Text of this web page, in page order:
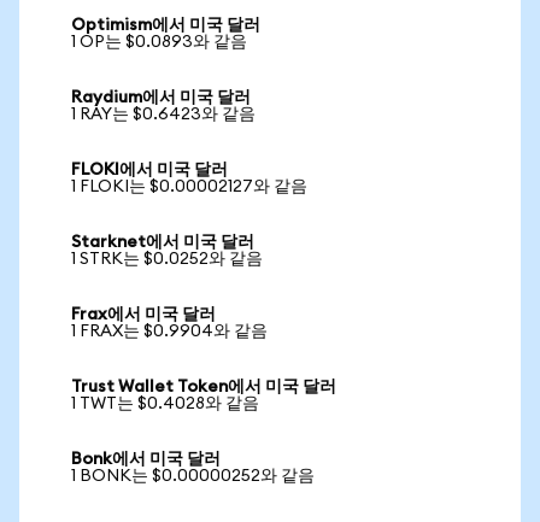
Optimism에서 미국 달러
1 OP는 $0.0893와 같음
Raydium에서 미국 달러
1 RAY는 $0.6423와 같음
FLOKI에서 미국 달러
1 FLOKI는 $0.00002127와 같음
Starknet에서 미국 달러
1 STRK는 $0.0252와 같음
Frax에서 미국 달러
1 FRAX는 $0.9904와 같음
Trust Wallet Token에서 미국 달러
1 TWT는 $0.4028와 같음
Bonk에서 미국 달러
1 BONK는 $0.00000252와 같음